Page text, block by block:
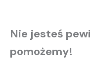
Atlas
(3010)
Nie jesteś
pomożemy!